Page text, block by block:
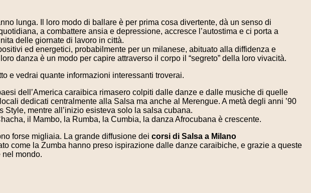
lunga. Il loro modo di ballare è per prima cosa divertente, dà un senso di
a combattere ansia e depressione, accresce l’autostima e ci porta a
delle giornate di lavoro in città.
ed energetici, probabilmente per un milanese, abituato alla diffidenza e
danza è un modo per capire attraverso il corpo il “segreto” della loro vivacità.
e vedrai quante informazioni interessanti troverai.
dell’America caraibica rimasero colpiti dalle danze e dalle musiche di quelle
dedicati centralmente alla Salsa ma anche al Merengue. A metà degli anni ’90
mentre all’inizio esisteva solo la salsa cubana.
il Mambo, la Rumba, la Cumbia, la danza Afrocubana è crescente.
forse migliaia. La grande diffusione dei corsi di Salsa a Milano
come la Zumba hanno preso ispirazione dalle danze caraibiche, e grazie a queste
mondo.